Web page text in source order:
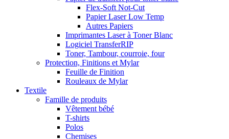
Flex-Soft Not-Cut
Papier Laser Low Temp
Autres Papiers
Imprimantes Laser à Toner Blanc
Logiciel TransferRIP
Toner, Tambour, courroie, four
Protection, Finitions et Mylar
Feuille de Finition
Rouleaux de Mylar
Textile
Famille de produits
Vêtement bébé
T-shirts
Polos
Chemises